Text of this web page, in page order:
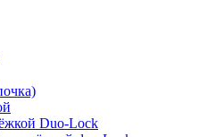
Duo-Lock